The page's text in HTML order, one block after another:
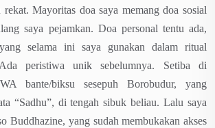
rekat. Mayoritas doa saya memang doa sosial
saya pejamkan. Doa personal tentu ada,
selama ini saya gunakan dalam ritual
peristiwa unik sebelumnya. Setiba di
bante/biksu sesepuh Borobudur, yang
“Sadhu”, di tengah sibuk beliau. Lalu saya
Buddhazine, yang sudah membukakan akses